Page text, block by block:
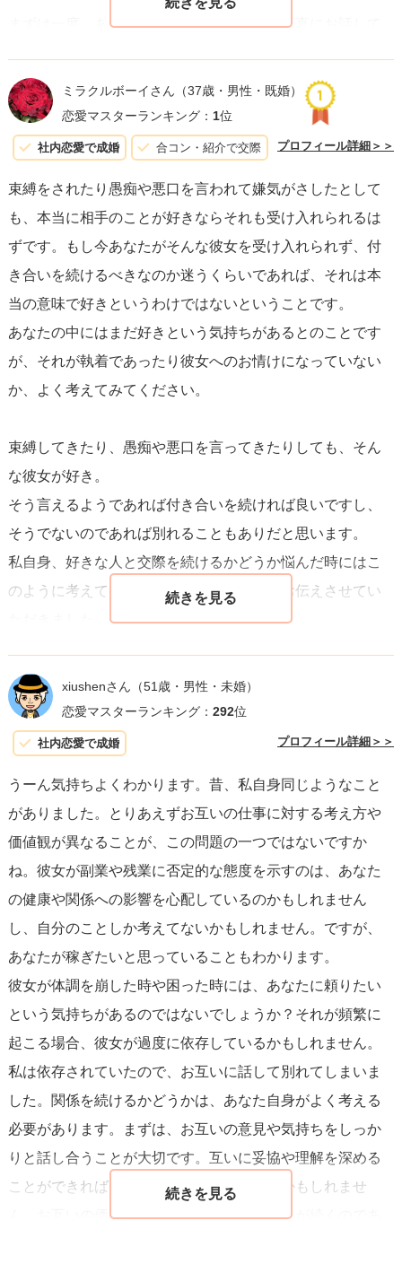
まずは一度、あなたの気持ちを彼女さんに正直にお話して
あなたの気持ちをお話して、彼女さんがあなたの気持ちを
受け止めて理解してくれたら良いですが、
よく考える必要があると思います。
ミラクルボーイさん （37歳・男性・既婚）
恋愛マスターランキング： 1位
社内恋愛で成婚 合コン・紹介で交際 プロフィール詳細＞＞
束縛をされたり愚痴や悪口を言われて嫌気がさしたとして
も、本当に相手のことが好きならそれも受け入れられるは
ずです。もし今あなたがそんな彼女を受け入れられず、付
き合いを続けるべきなのか迷うくらいであれば、それは本
当の意味で好きというわけではないということです。
あなたの中にはまだ好きという気持ちがあるとのことです
が、それが執着であったり彼女へのお情けになっていない
か、よく考えてみてください。
束縛してきたり、愚痴や悪口を言ってきたりしても、そん
な彼女が好き。
そう言えるようであれば付き合いを続ければ良いですし、
そうでないのであれば別れることもありだと思います。
私自身、好きな人と交際を続けるかどうか悩んだ時にはこ
のように考えて答えを出してきましたのでお伝えさせてい
xiushenさん （51歳・男性・未婚）
恋愛マスターランキング： 292位
社内恋愛で成婚 プロフィール詳細＞＞
うーん気持ちよくわかります。昔、私自身同じようなこと
がありました。とりあえずお互いの仕事に対する考え方や
価値観が異なることが、この問題の一つではないですか
ね。彼女が副業や残業に否定的な態度を示すのは、あなた
の健康や関係への影響を心配しているのかもしれません
し、自分のことしか考えてないかもしれません。ですが、
あなたが稼ぎたいと思っていることもわかります。
彼女が体調を崩した時や困った時には、あなたに頼りたい
という気持ちがあるのではないでしょうか？それが頻繁に
起こる場合、彼女が過度に依存しているかもしれません。
私は依存されていたので、お互いに話して別れてしまいま
した。関係を続けるかどうかは、あなた自身がよく考える
必要があります。まずは、お互いの意見や気持ちをしっか
りと話し合うことが大切です。互いに妥協や理解を深める
ことができれば、関係を続けることも可能かもしれませ
ん。お互いの価値観や考え方が合わないことが続くのであ